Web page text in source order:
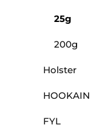
25g
200g
Holster
HOOKAIN
FYL